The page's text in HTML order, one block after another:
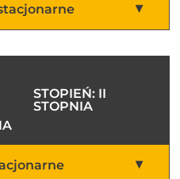
STOPIEŃ: II
STOPNIA